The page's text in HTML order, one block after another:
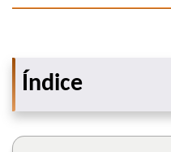
Índice